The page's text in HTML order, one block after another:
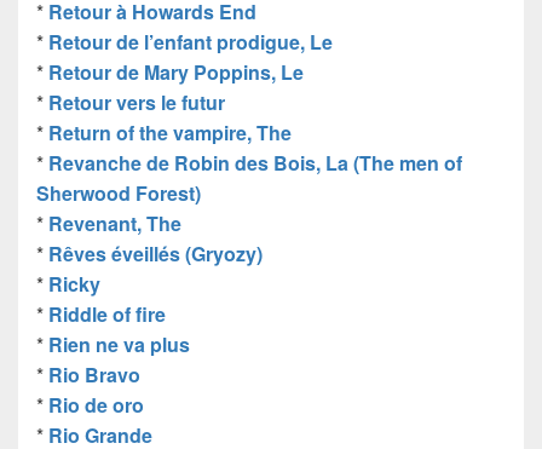
* Retour à Howards End
* Retour de l’enfant prodigue, Le
* Retour de Mary Poppins, Le
* Retour vers le futur
* Return of the vampire, The
* Revanche de Robin des Bois, La (The men of
Sherwood Forest)
* Revenant, The
* Rêves éveillés (Gryozy)
* Ricky
* Riddle of fire
* Rien ne va plus
* Rio Bravo
* Rio de oro
* Rio Grande